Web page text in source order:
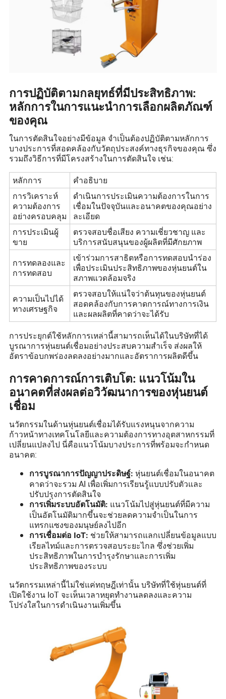
การปฏิบัติตามกลยุทธ์ที่มีประสิทธิภาพ:
หลักการในการแนะนำการเลือกผลิตภัณฑ์
ของคุณ
ในการตัดสินใจอย่างมีข้อมูล จำเป็นต้องปฏิบัติตามหลักการ
บางประการที่สอดคล้องกับวัตถุประสงค์ทางธุรกิจของคุณ ซึ่ง
รวมถึงวิธีการที่มีโครงสร้างในการตัดสินใจ เช่น:
หลักการ
คำอธิบาย
การวิเคราะห์
ความต้องการ
อย่างครอบคลุม
ดำเนินการประเมินความต้องการในการ
เชื่อมในปัจจุบันและอนาคตของคุณอย่าง
ละเอียด
การประเมินผู้
ขาย
ตรวจสอบชื่อเสียง ความเชี่ยวชาญ และ
บริการสนับสนุนของผู้ผลิตที่มีศักยภาพ
การทดลองและ
การทดสอบ
เข้าร่วมการสาธิตหรือการทดสอบนำร่อง
เพื่อประเมินประสิทธิภาพของหุ่นยนต์ใน
สภาพแวดล้อมจริง
ความเป็นไปได้
ทางเศรษฐกิจ
ตรวจสอบให้แน่ใจว่าต้นทุนของหุ่นยนต์
สอดคล้องกับการคาดการณ์ทางการเงิน
และผลผลิตที่คาดว่าจะได้รับ
การประยุกต์ใช้หลักการเหล่านี้สามารถเห็นได้ในบริษัทที่ได้
บูรณาการหุ่นยนต์เชื่อมอย่างประสบความสำเร็จ ส่งผลให้
อัตราข้อบกพร่องลดลงอย่างมากและอัตราการผลิตดีขึ้น
การคาดการณ์การเติบโต: แนวโน้มใน
อนาคตที่ส่งผลต่อวิวัฒนาการของหุ่นยนต์
เชื่อม
นวัตกรรมในด้านหุ่นยนต์เชื่อมได้รับแรงหนุนจากความ
ก้าวหน้าทางเทคโนโลยีและความต้องการทางอุตสาหกรรมที่
เปลี่ยนแปลงไป นี่คือแนวโน้มบางประการที่พร้อมจะกำหนด
อนาคต:
การบูรณาการปัญญาประดิษฐ์: หุ่นยนต์เชื่อมในอนาคต
คาดว่าจะรวม AI เพื่อเพิ่มการเรียนรู้แบบปรับตัวและ
ปรับปรุงการตัดสินใจ
การเพิ่มระบบอัตโนมัติ: แนวโน้มไปสู่หุ่นยนต์ที่มีความ
เป็นอัตโนมัติมากขึ้นจะช่วยลดความจำเป็นในการ
แทรกแซงของมนุษย์ลงไปอีก
การเชื่อมต่อ IoT: ช่วยให้สามารถแลกเปลี่ยนข้อมูลแบบ
เรียลไทม์และการตรวจสอบระยะไกล ซึ่งช่วยเพิ่ม
ประสิทธิภาพในการบำรุงรักษาและการเพิ่ม
ประสิทธิภาพของระบบ
นวัตกรรมเหล่านี้ไม่ใช่แค่ทฤษฎีเท่านั้น บริษัทที่ใช้หุ่นยนต์ที่
เปิดใช้งาน IoT จะเห็นเวลาหยุดทำงานลดลงและความ
โปร่งใสในการดำเนินงานเพิ่มขึ้น